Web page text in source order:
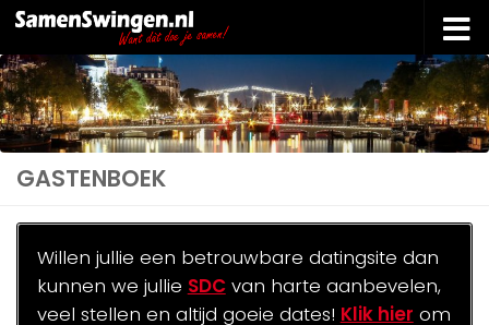
Doorgaan naar inhoud
GASTENBOEK
Willen jullie een betrouwbare datingsite dan
kunnen we jullie SDCvan harte aanbevelen,
veel stellen en altijd goeie dates! Klik hier om